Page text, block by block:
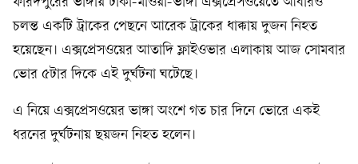
ফরিদপুরের ভাঙ্গায় ঢাকা-মাওয়া-ভাঙ্গা এক্সপ্রেসওয়েতে আবারও
চলন্ত একটি ট্রাকের পেছনে আরেক ট্রাকের ধাক্কায় দুজন নিহত
হয়েছেন। এক্সপ্রেসওয়ের আতাদি ফ্লাইওভার এলাকায় আজ সোমবার
ভোর ৫টার দিকে এই দুর্ঘটনা ঘটেছে।
এ নিয়ে এক্সপ্রেসওয়ের ভাঙ্গা অংশে গত চার দিনে ভোরে একই
ধরনের দুর্ঘটনায় ছয়জন নিহত হলেন।